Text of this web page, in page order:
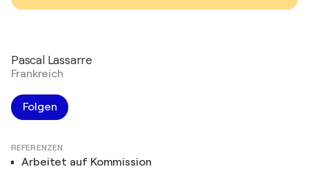
Pascal Lassarre
Frankreich
Folgen
REFERENZEN
Arbeitet auf Kommission